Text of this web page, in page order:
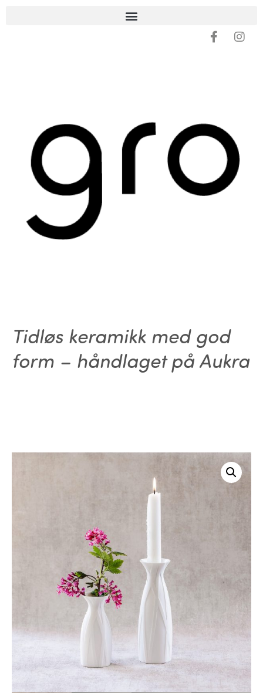
Tidløs keramikk med god
form – håndlaget på Aukra